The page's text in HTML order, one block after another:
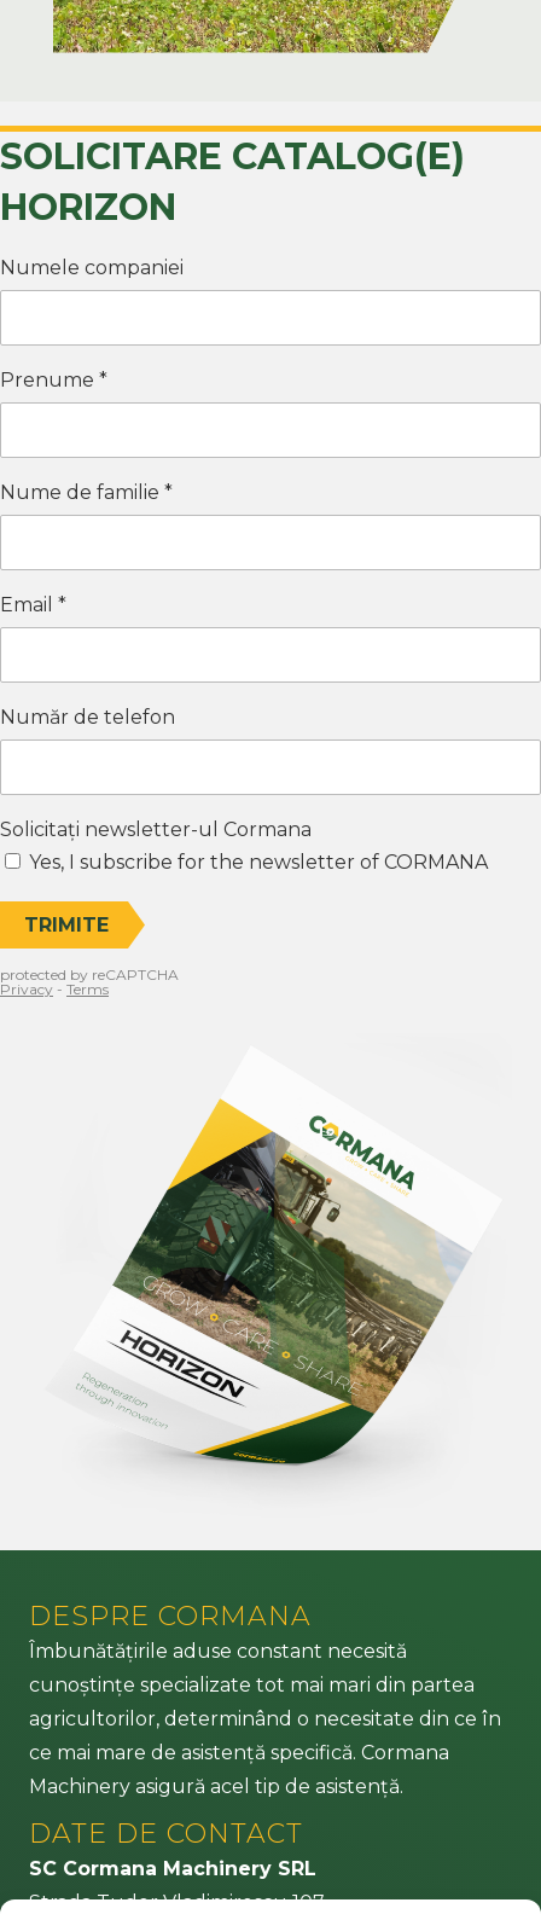
SOLICITARE CATALOG(E)
HORIZON
DESPRE CORMANA
Îmbunătățirile aduse constant necesită
cunoștințe specializate tot mai mari din partea
agricultorilor, determinând o necesitate din ce în
ce mai mare de asistență specifică. Cormana
Machinery asigură acel tip de asistență.
DATE DE CONTACT
SC Cormana Machinery SRL
Strada Tudor Vladimirescu 107